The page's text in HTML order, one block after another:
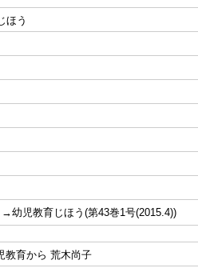
ほう
幼児教育じほう(第43巻1号(2015.4))
教育から 荒木尚子